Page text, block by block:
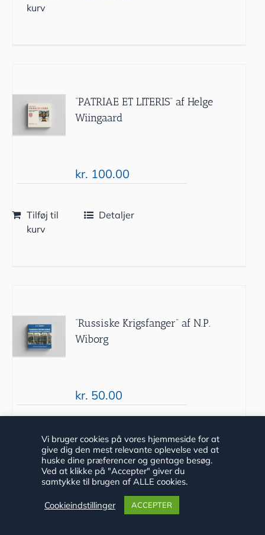
kurv
“PATRIAE ET LITERIS” af Helge
Wiingaard
kr. 100.00
Tilføj til
kurv
Detaljer
“Russiske Krigsfanger” af N.P.
Wiborg
kr. 50.00
Tilføj til
kurv
Detaljer
Vi bruger cookies på vores hjemmeside for at
give dig den mest relevante oplevelse ved at
huske dine præferencer og gentage besøg.
Ved at klikke på "Accepter" giver du
samtykke til brugen af ALLE cookies.
Cookieindstillinger ACCEPTER